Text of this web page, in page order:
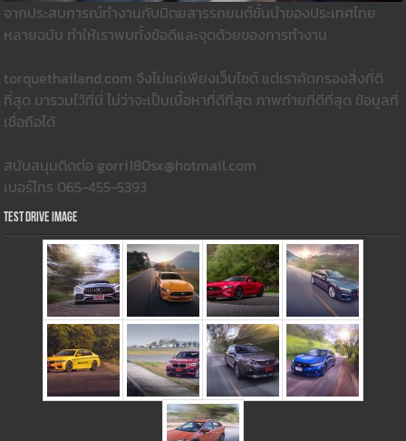
จากประสบการณ์ทำงานกับนิตยสารรถยนต์ชั้นนำของประเทศไทย
หลายฉบับ ทำให้เราพบทั้งข้อดีและจุดด้วยของการทำงาน
torquethailand.com จึงไม่แค่เพียงเว็บไซต์ แต่เราคัดกรองสิ่งที่ดี
ที่สุด มารวมใว้ที่นี่ ไม่ว่าจะเป็นเนื้อหาที่ดีที่สุด ภาพถ่ายที่ดีที่สุด ข้อมูลที่
เชื่อถือได้
สนับสนุนติดต่อ gorri180sx@hotmail.com
เบอร์โทร 065-455-5393
Test Drive Image